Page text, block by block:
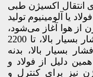
انتقال اکسیژن طبی
یا آلومینیوم تولید
از هوا آغاز می‌شود،
سپس این اکسیژن با فشار بسیار بالا، تا 2200 PSI، فشرده و در
بسیار بالا، بدنه
دلیل از فولاد و
نیز برای کنترل و